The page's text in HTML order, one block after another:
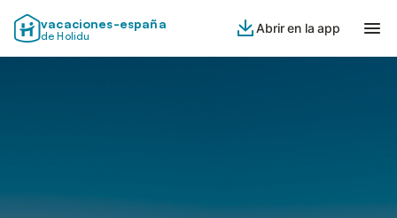
vacaciones-españa
de Holidu
Abrir en la app